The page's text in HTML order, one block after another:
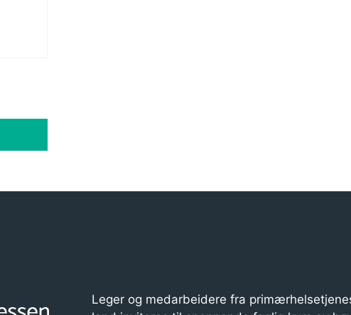
Leger og medarbeidere fra